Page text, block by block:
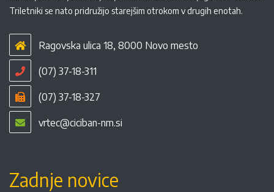
Triletniki se nato pridružijo starejšim otrokom v drugih enotah.
Ragovska ulica 18, 8000 Novo mesto
(07) 37-18-311
(07) 37-18-327
vrtec@ciciban-nm.si
Zadnje novice